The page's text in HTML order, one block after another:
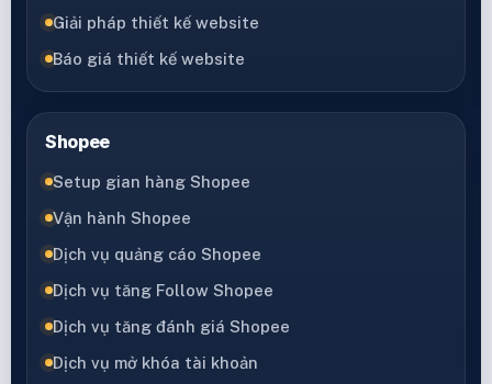
Giải pháp thiết kế website
Báo giá thiết kế website
Shopee
Setup gian hàng Shopee
Vận hành Shopee
Dịch vụ quảng cáo Shopee
Dịch vụ tăng Follow Shopee
Dịch vụ tăng đánh giá Shopee
Dịch vụ mở khóa tài khoản